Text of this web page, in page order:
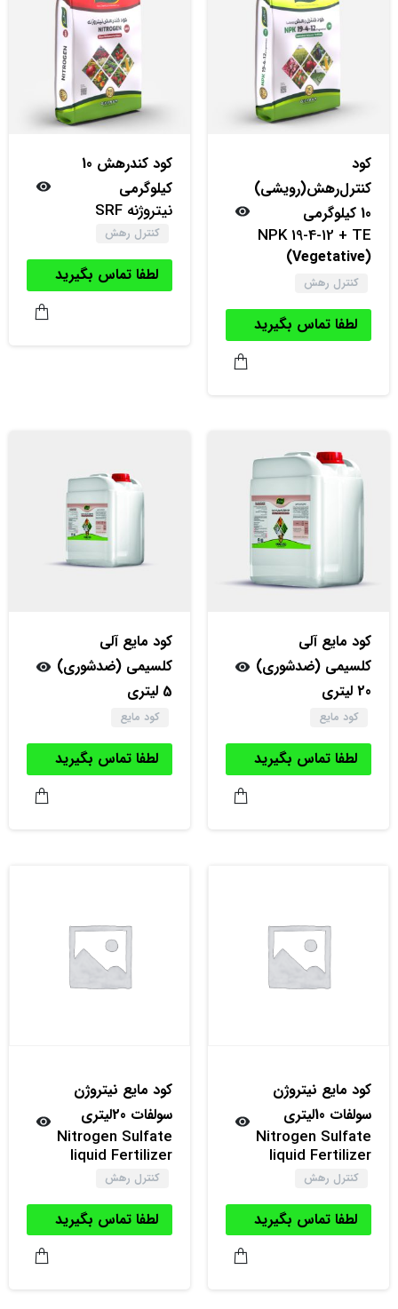
کود
کنترل‌‌رهش(رویشی)
10 کیلوگرمی
NPK 19-4-12 + TE
(Vegetative)
کنترل رهش
لطفا تماس بگیرید
کود کندرهش 10
کیلوگرمی
نیتروژنه SRF
کنترل رهش
لطفا تماس بگیرید
کود مایع آلی
کلسیمی (ضدشوری)
20 لیتری
کود مایع
لطفا تماس بگیرید
کود مایع آلی
کلسیمی (ضدشوری)
5 لیتری
کود مایع
لطفا تماس بگیرید
کود مایع نیتروژن
سولفات 10لیتری
Nitrogen Sulfate
liquid Fertilizer
کنترل رهش
لطفا تماس بگیرید
کود مایع نیتروژن
سولفات 20لیتری
Nitrogen Sulfate
liquid Fertilizer
کنترل رهش
لطفا تماس بگیرید